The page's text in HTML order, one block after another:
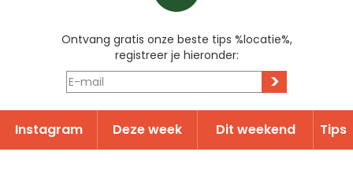
Ontvang gratis onze beste tips %locatie%,
registreer je hieronder:
>
Instagram Deze week Dit weekend Tips